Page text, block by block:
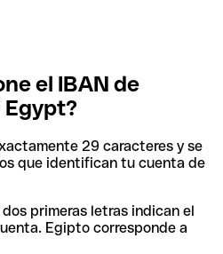
el IBAN de
Egypt?
29 caracteres y se
que identifican tu cuenta de
dos primeras letras indican el
Egipto corresponde a